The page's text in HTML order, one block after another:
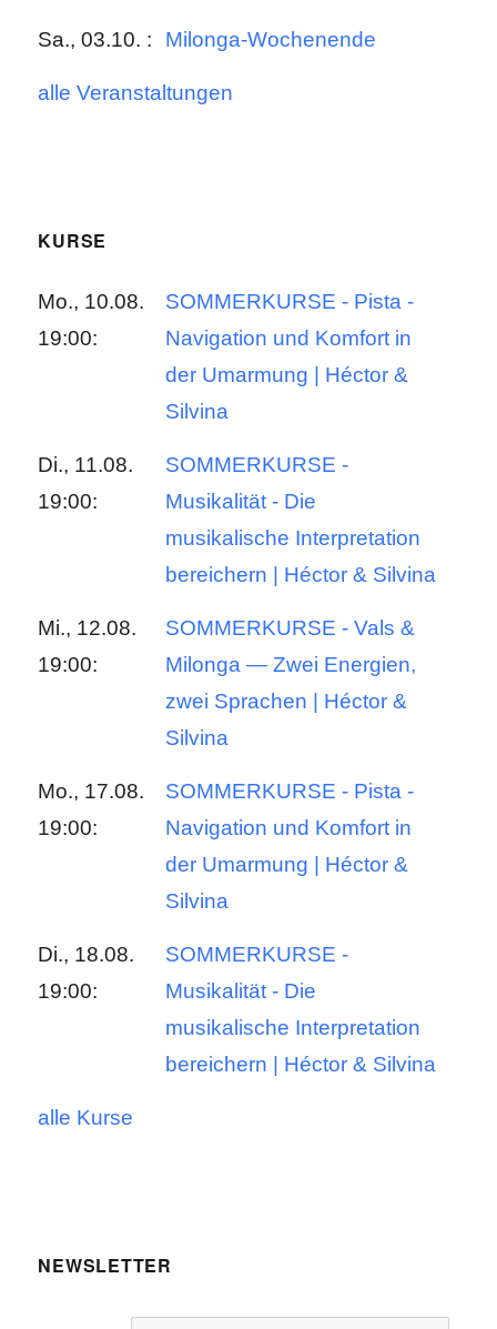
Sa., 03.10. : Milonga-Wochenende
alle Veranstaltungen
KURSE
Mo., 10.08.
19:00:
SOMMERKURSE - Pista -
Navigation und Komfort in
der Umarmung | Héctor &
Silvina
Di., 11.08.
19:00:
SOMMERKURSE -
Musikalität - Die
musikalische Interpretation
bereichern | Héctor & Silvina
Mi., 12.08.
19:00:
SOMMERKURSE - Vals &
Milonga — Zwei Energien,
zwei Sprachen | Héctor &
Silvina
Mo., 17.08.
19:00:
SOMMERKURSE - Pista -
Navigation und Komfort in
der Umarmung | Héctor &
Silvina
Di., 18.08.
19:00:
SOMMERKURSE -
Musikalität - Die
musikalische Interpretation
bereichern | Héctor & Silvina
alle Kurse
NEWSLETTER